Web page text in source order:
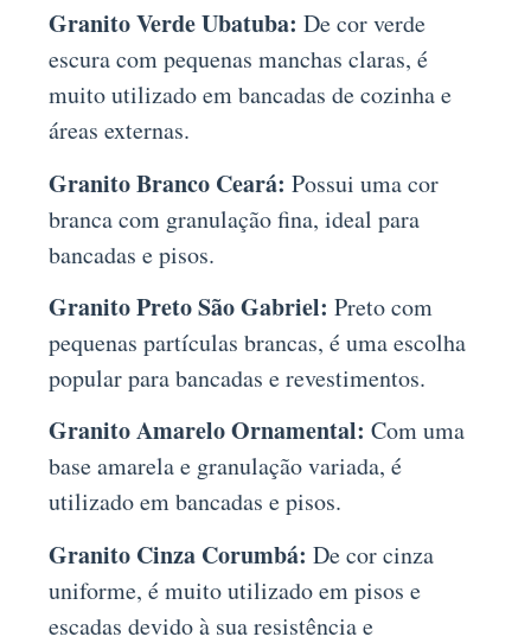
Granito Verde Ubatuba: De cor verde
escura com pequenas manchas claras, é
muito utilizado em bancadas de cozinha e
áreas externas.
Granito Branco Ceará: Possui uma cor
branca com granulação fina, ideal para
bancadas e pisos.
Granito Preto São Gabriel: Preto com
pequenas partículas brancas, é uma escolha
popular para bancadas e revestimentos.
Granito Amarelo Ornamental: Com uma
base amarela e granulação variada, é
utilizado em bancadas e pisos.
Granito Cinza Corumbá: De cor cinza
uniforme, é muito utilizado em pisos e
escadas devido à sua resistência e